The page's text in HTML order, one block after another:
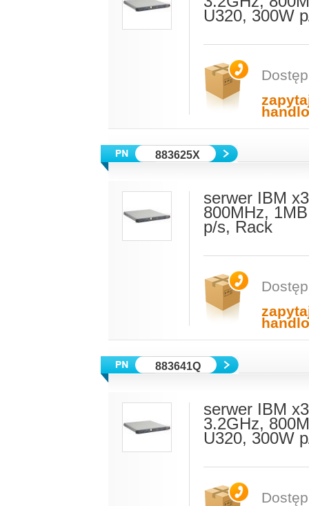
U320, 300W
883625X
serwer IBM
800MHz,
p/s, Rack
883641Q
serwer IBM
3.2GHz,
U320, 300W